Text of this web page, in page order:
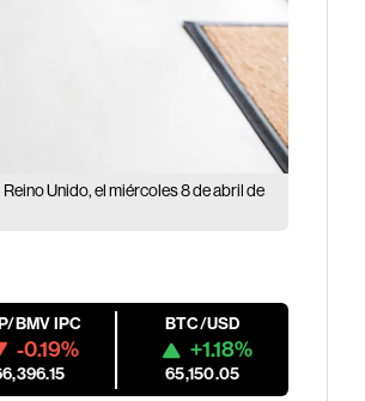
Unido, el miércoles 8 de abril de
BMV IPC
-0.19%
BTC/USD
+1.18%
65,150.05